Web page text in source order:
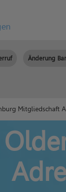
Änderung
Mitgliedschaft